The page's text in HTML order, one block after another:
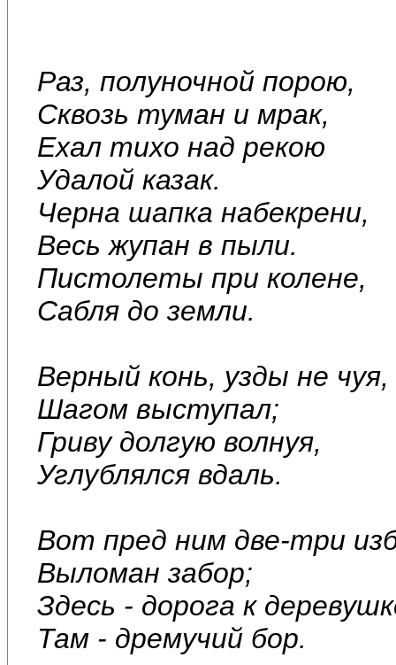
Раз, полуночной порою,
Сквозь туман и мрак,
Ехал тихо над рекою
Удалой казак.
Черна шапка набекрени,
Весь жупан в пыли.
Пистолеты при колене,
Сабля до земли.
Верный конь, узды не чуя,
Шагом выступал;
Гриву долгую волнуя,
Углублялся вдаль.
Вот пред ним две-три
Выломан забор;
Здесь - дорога к
Там - дремучий бор.